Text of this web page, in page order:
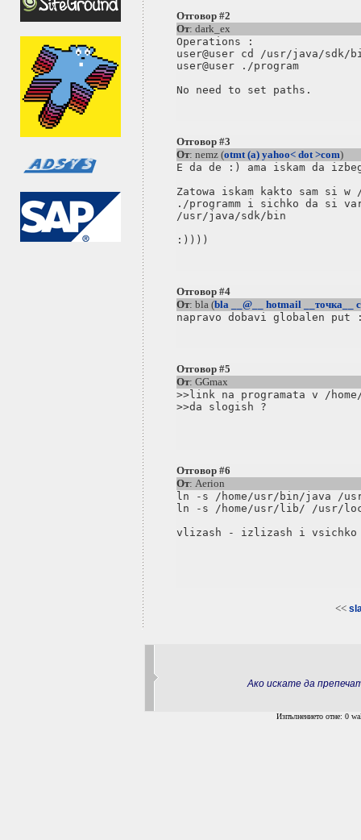
Отговор #2
От: dark_ex
Operations :
user@user cd /usr/java/sdk/
user@user ./program
Отговор #3
От: nemz (otmt (a) yahoo< dot >com)
E da de :) ama iskam da
Zatowa iskam kakto sam si w
./programm i sichko da si
/usr/java/sdk/bin
Отговор #4
От: bla (bla __@__ hotmail __точка__
Отговор #5
От: GGmax
>>link na programata v /
>>da slogish ?
Отговор #6
От: Aerion
ln -s /home/usr/bin/java /
ln -s /home/usr/lib/ /usr/
vlizash - izlizash i vsichko
<<
Ако искате да
Изпълнението отне: 0